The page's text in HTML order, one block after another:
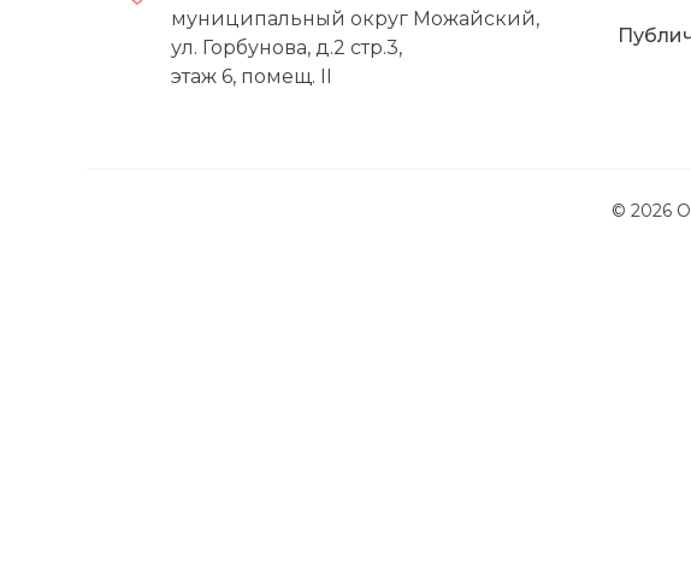
муниципальный округ Можайский,
ул. Горбунова, д.2 стр.3,
этаж 6, помещ. II
© 2026